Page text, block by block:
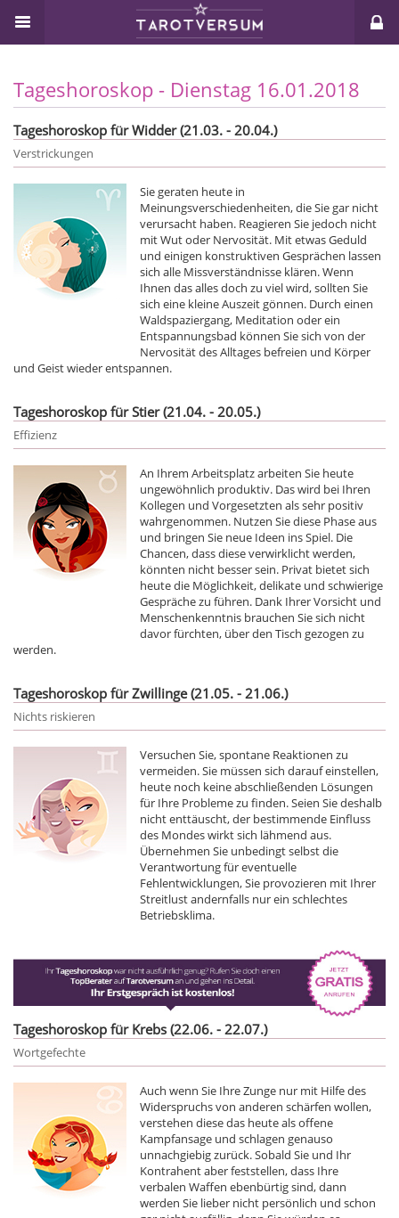
Tageshoroskop - Dienstag 16.01.2018
Tageshoroskop für Widder (21.03. - 20.04.)
Verstrickungen
Sie geraten heute in
Meinungsverschiedenheiten, die Sie gar nicht
verursacht haben. Reagieren Sie jedoch nicht
mit Wut oder Nervosität. Mit etwas Geduld
und einigen konstruktiven Gesprächen lassen
sich alle Missverständnisse klären. Wenn
Ihnen das alles doch zu viel wird, sollten Sie
sich eine kleine Auszeit gönnen. Durch einen
Waldspaziergang, Meditation oder ein
Entspannungsbad können Sie sich von der
Nervosität des Alltages befreien und Körper
und Geist wieder entspannen.
Tageshoroskop für Stier (21.04. - 20.05.)
Effizienz
An Ihrem Arbeitsplatz arbeiten Sie heute
ungewöhnlich produktiv. Das wird bei Ihren
Kollegen und Vorgesetzten als sehr positiv
wahrgenommen. Nutzen Sie diese Phase aus
und bringen Sie neue Ideen ins Spiel. Die
Chancen, dass diese verwirklicht werden,
könnten nicht besser sein. Privat bietet sich
heute die Möglichkeit, delikate und schwierige
Gespräche zu führen. Dank Ihrer Vorsicht und
Menschenkenntnis brauchen Sie sich nicht
davor fürchten, über den Tisch gezogen zu
werden.
Tageshoroskop für Zwillinge (21.05. - 21.06.)
Nichts riskieren
Versuchen Sie, spontane Reaktionen zu
vermeiden. Sie müssen sich darauf einstellen,
heute noch keine abschließenden Lösungen
für Ihre Probleme zu finden. Seien Sie deshalb
nicht enttäuscht, der bestimmende Einfluss
des Mondes wirkt sich lähmend aus.
Übernehmen Sie unbedingt selbst die
Verantwortung für eventuelle
Fehlentwicklungen, Sie provozieren mit Ihrer
Streitlust andernfalls nur ein schlechtes
Betriebsklima.
Tageshoroskop für Krebs (22.06. - 22.07.)
Wortgefechte
Auch wenn Sie Ihre Zunge nur mit Hilfe des
Widerspruchs von anderen schärfen wollen,
verstehen diese das heute als offene
Kampfansage und schlagen genauso
unnachgiebig zurück. Sobald Sie und Ihr
Kontrahent aber feststellen, dass Ihre
verbalen Waffen ebenbürtig sind, dann
werden Sie lieber nicht persönlich und schon